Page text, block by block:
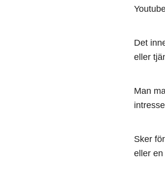
Det
eller
Man
Sker
eller